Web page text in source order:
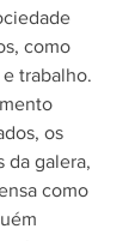
como
trabalho.
os
da galera,
como